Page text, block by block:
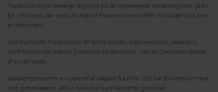
Fredericia ved at bevæge dig rundt på de velbevarede voldanlæg eller gå en
tur i Minibyen, der er en tro kopi af Fredericia anno 1849 i forholdet 1:10, som
er deres nabo.
Hos Danhostel Fredericia er dit første besøg i svømmehallen, badeland,
samt fitness hos naboen Fredericia Idrætscenter, som er Danmarks største
af sin art gratis
Vandrerhjemmet er et nyere et af slagsen fra 1996. Det har 30 værelser med
bad, gæstekøkken, aflåst cykelskur og er kendt for god mad.